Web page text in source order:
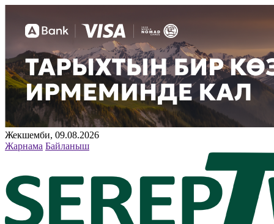
Жекшемби, 09.08.2026
Жарнама Байланыш